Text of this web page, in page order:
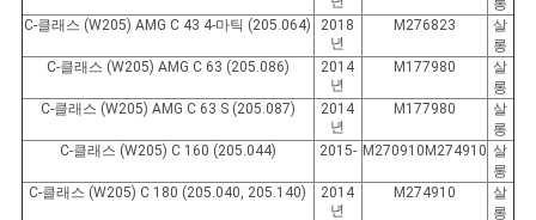
롱
C-클래스 (W205) AMG C 43 4-마틱 (205.064)
2018
년
M276823
살
롱
C-클래스 (W205) AMG C 63 (205.086)
2014
년
M177980
살
롱
C-클래스 (W205) AMG C 63 S (205.087)
2014
년
M177980
살
롱
C-클래스 (W205) C 160 (205.044)
2015- M270910M274910 살
롱
C-클래스 (W205) C 180 (205.040, 205.140)
2014
년
M274910
살
롱